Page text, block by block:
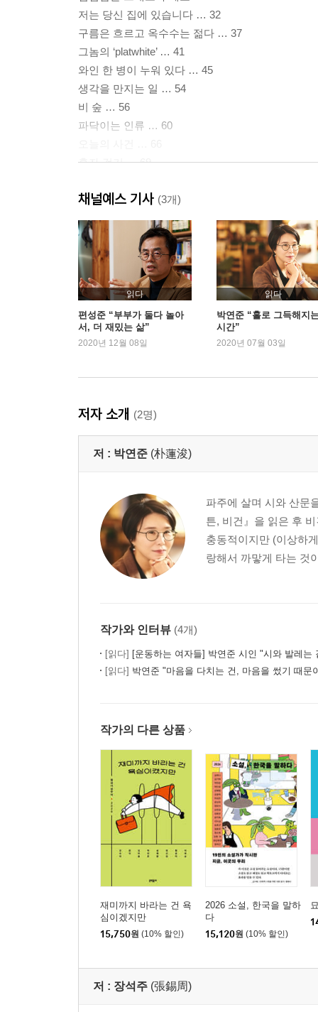
저는 당신 집에 있습니다 … 32
구름은 흐르고 옥수수는 젊다 … 37
그놈의 ‘platwhite’ … 41
와인 한 병이 누워 있다 … 45
생각을 만지는 일 … 54
비 숲 … 56
파닥이는 인류 … 60
혼자 걷기 … 69
한번 살아보세요 … 81
밤이 지극하다 … 88
책 소파 … 94
돌아와서도 헤매야 한다 … 97
제2부
서문_ ‘1인분의 고독’에서 ‘2인분의 고독’으로 … 107
인생을 풍요롭게 하는 것들 … 110
웰컴 투 시드니! … 112
아름다움에 대처하는 올바른 자세 … 146
괄호 속의 행복 … 154
저 밤 속으로 순순히 가지 말라! … 161
종일, 바람 … 177
바람이 불고 수염은 자란다 … 185
유칼립투스 숲속에서 … 194
어느 날 아침 … 200
먼 데서 찾는 것은 우리 뱃속에 있다 … 202
작별 인사 … 219
채널예스 기사 (3개)
읽다
편성준 “부부가 둘다 놀아
서, 더 재밌는 삶”
2020년 12월 08일
읽다
박연준 “홀로 그득해지
시간”
2020년 07월 03일
저자 소개 (2명)
저 : 박연준 (朴蓮浚)
파주에 살며 시와 산문
튼, 비건』을 읽은 후
충동적이지만 (이상하
랑해서 까맣게 타는 것
작가와 인터뷰 (4개)
[읽다] [운동하는 여자들] 박연준 시인 "시와 발레는 같은
[읽다] 박연준 "마음을 다치는 건, 마음을 썼기 때문
작가의 다른 상품
재미까지 바라는 건 욕
심이겠지만
15,750원 (10% 할인)
2026 소설, 한국을 말하
다
15,120원 (10% 할인)
저 : 장석주 (張錫周)